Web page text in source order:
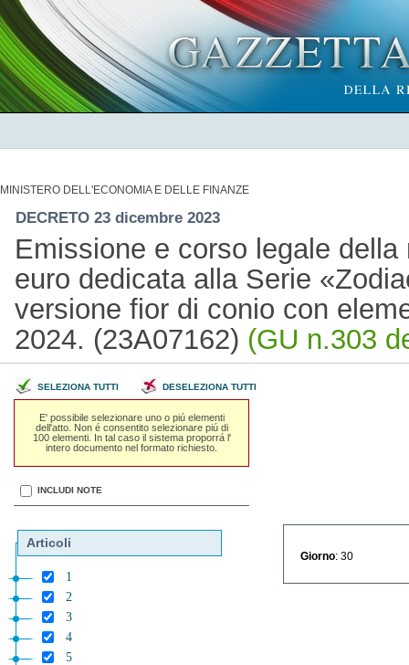
MINISTERO DELL'ECONOMIA E DELLE FINANZE
DECRETO 23 dicembre 2023
Emissione e corso legale
euro dedicata alla Serie
versione fior di conio con
2024. (23A07162) (GU n.303
SELEZIONA TUTTI DESELEZIONA TUTTI
E' possibile selezionare uno o piú elementi
dell'atto. Non é consentito selezionare piú di
100 elementi. In tal caso il sistema proporrá l'
intero documento nel formato richiesto.
INCLUDI NOTE
Articoli
1
2
3
4
5
Giorno : 30